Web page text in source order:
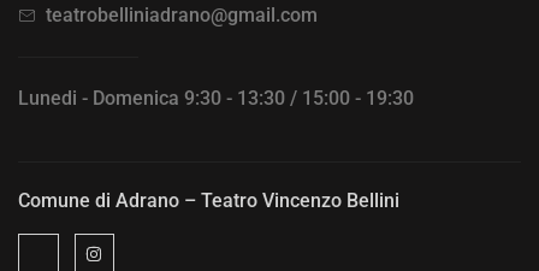
teatrobelliniadrano@gmail.com
Lunedi - Domenica 9:30 - 13:30 / 15:00 - 19:30
Comune di Adrano – Teatro Vincenzo Bellini